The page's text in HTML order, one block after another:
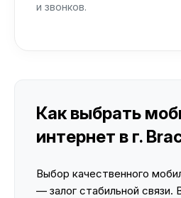
и звонков.
Как выбрать
интернет в г.
Выбор качественного
— залог стабильной связи.